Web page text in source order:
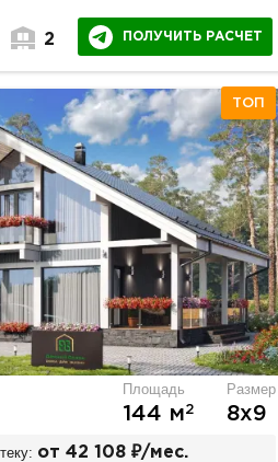
2 ПОЛУЧИТЬ РАСЧЕТ
ТОП
Площадь
144 м2
Размер
8х9
от 42 108 ₽/мес.